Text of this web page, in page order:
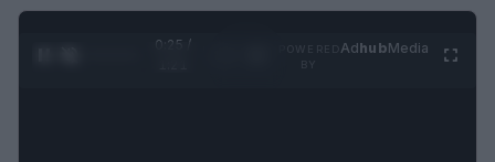
0:26 /
AdhubMedia